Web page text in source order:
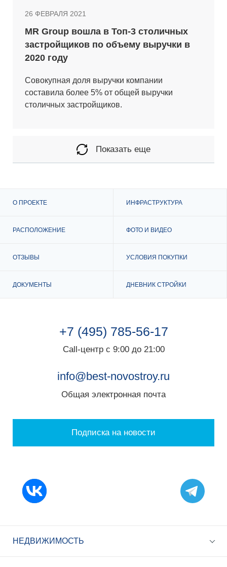
26 ФЕВРАЛЯ 2021
MR Group вошла в Топ-3 столичных
застройщиков по объему выручки в
2020 году
Совокупная доля выручки компании
составила более 5% от общей выручки
столичных застройщиков.
Показать еще
О ПРОЕКТЕ ИНФРАСТРУКТУРА
РАСПОЛОЖЕНИЕ ФОТО И ВИДЕО
ОТЗЫВЫ УСЛОВИЯ ПОКУПКИ
ДОКУМЕНТЫ ДНЕВНИК СТРОЙКИ
+7 (495) 785-56-17
Call-центр с 9:00 до 21:00
info@best-novostroy.ru
Общая электронная почта
Подписка на новости
НЕДВИЖИМОСТЬ